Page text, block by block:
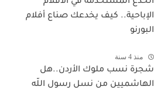
الإباحية.. كيف يخدعك صناع أفلام
البورنو
منذ 4 سنة
شجرة نسب ملوك الأردن..هل
الهاشميين من نسل رسول اللّه